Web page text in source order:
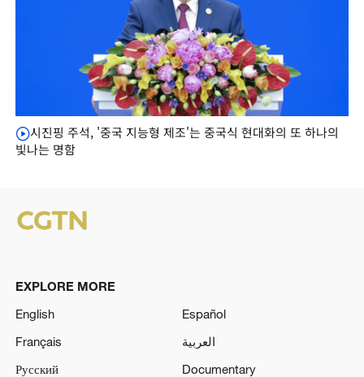
시진핑 주석, '중국 지능형 제조'는 중국식 현대화의 또 하나의
빛나는 명함
EXPLORE MORE
English
Español
Français
العربية
Русский
Documentary